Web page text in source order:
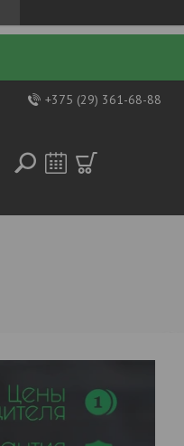
+375 (29) 361-68-88